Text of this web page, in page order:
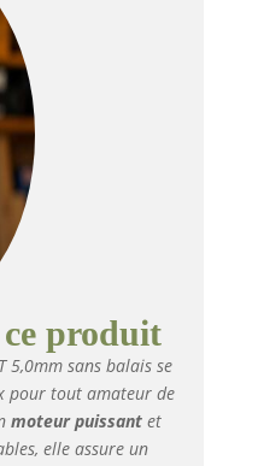
5,0mm &
10000 tr/min
】Course
5mm avec 6
(4000-10000
min) adaptée à tous
– du
bois au
fin. Freinage
en 2
【Plateaux
】Set complet
plateaux 150mm
et 20
(P80, P120,
P220, P320).
pour enlèvement
produit
5,0mm sans balais se
pour tout amateur de
moteur puissantet
elle assure un